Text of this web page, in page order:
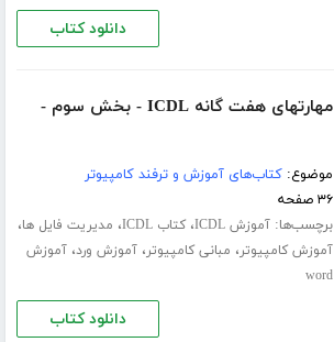
دانلود کتاب
دانلود کتاب آموزش مهارتهای هفت گانه ICDL - بخش سوم -
موضوع:کتاب‌های آموزش و ترفند کامپیوتر
۳۶ صفحه
برچسب‌ها:آموزش ICDL ،کتاب ICDL ، مدیریت فایل ها،
آموزش کامپیوتر، مبانی کامپیوتر،آموزش ورد،آموزش
word
دانلود کتاب